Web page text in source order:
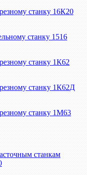
станку 16К20
станку 1516
станку 1К62
станку 1К62Д
станку 1М63
станкам